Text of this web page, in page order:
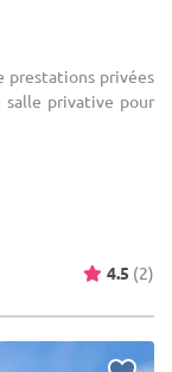
prestations privées
salle privative pour
4.5 (2)